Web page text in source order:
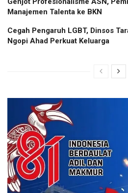
Manajemen Talenta ke BKN
Cegah Pengaruh LGBT, Dinsos
Ngopi Ahad Perkuat Keluarga